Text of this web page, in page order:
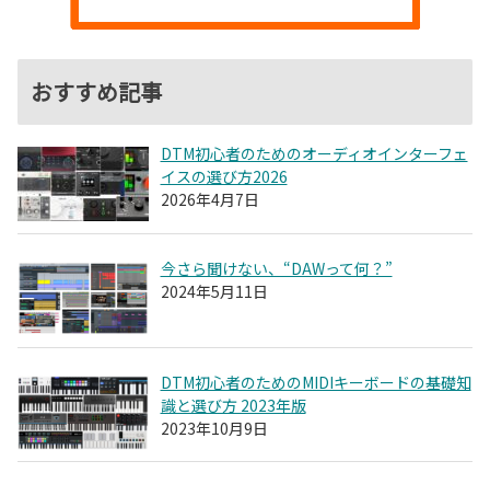
おすすめ記事
DTM初心者のためのオーディオインターフェ
イスの選び方2026
2026年4月7日
今さら聞けない、“DAWって何？”
2024年5月11日
DTM初心者のためのMIDIキーボードの基礎知
識と選び方 2023年版
2023年10月9日